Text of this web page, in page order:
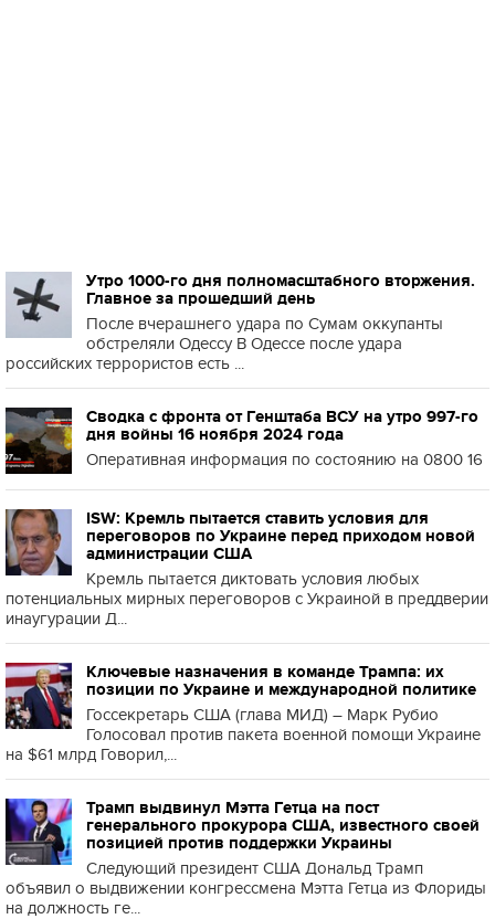
Утро 1000-го дня полномасштабного вторжения.
Главное за прошедший день
После вчерашнего удара по Сумам оккупанты
обстреляли Одессу В Одессе после удара
российских террористов есть ...
Сводка с фронта от Генштаба ВСУ на утро 997-го
дня войны 16 ноября 2024 года
Оперативная информация по состоянию на 0800 16
ISW: Кремль пытается ставить условия для
переговоров по Украине перед приходом новой
администрации США
Кремль пытается диктовать условия любых
потенциальных мирных переговоров с Украиной в преддверии
инаугурации Д...
Ключевые назначения в команде Трампа: их
позиции по Украине и международной политике
Госсекретарь США (глава МИД) – Марк Рубио
Голосовал против пакета военной помощи Украине
на $61 млрд Говорил,...
Трамп выдвинул Мэтта Гетца на пост
генерального прокурора США, известного своей
позицией против поддержки Украины
Следующий президент США Дональд Трамп
объявил о выдвижении конгрессмена Мэтта Гетца из Флориды
на должность ге...